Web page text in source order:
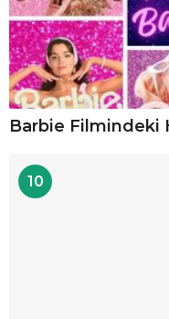
Barbie Filmindeki
10